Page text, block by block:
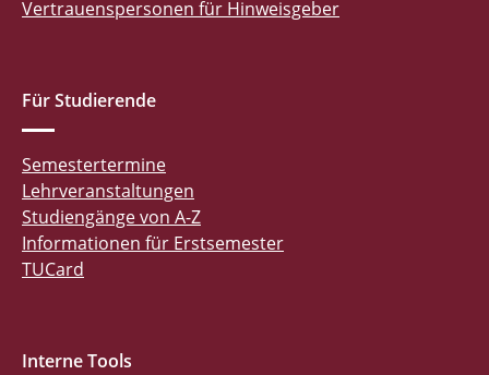
Vertrauenspersonen für Hinweisgeber
Für Studierende
Semestertermine
Lehrveranstaltungen
Studiengänge von A-Z
Informationen für Erstsemester
TUCard
Interne Tools